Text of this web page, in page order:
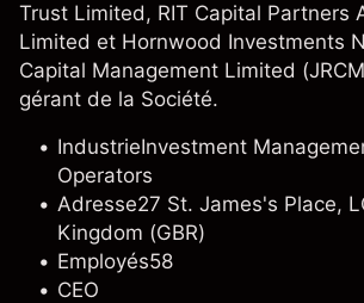
Trust Limited, RIT Capital Partners
Limited et Hornwood Investments
Capital Management Limited
gérant de la Société.
IndustrieInvestment
Operators
Adresse27 St. James's Place,
Kingdom (GBR)
Employés58
CEO